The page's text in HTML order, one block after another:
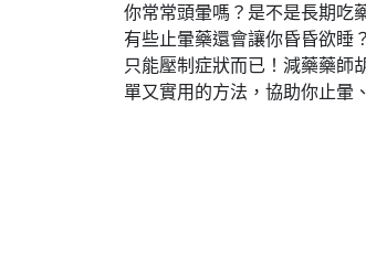
你常常頭暈嗎？是不是長期吃
有些止暈藥還會讓你昏昏欲睡
只能壓制症狀而已！減藥藥師
單又實用的方法，協助你止暈